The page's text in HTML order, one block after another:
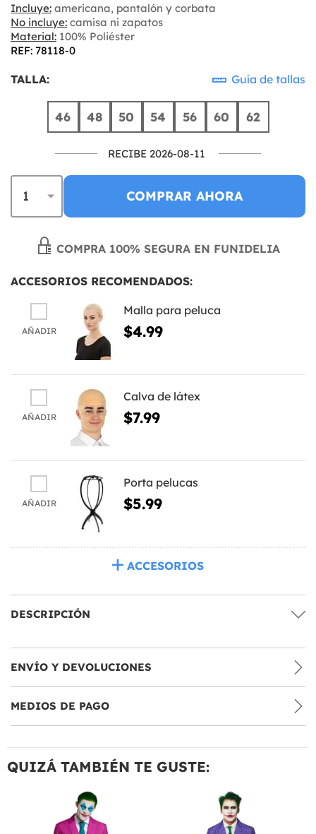
Incluye: americana, pantalón y corbata
No incluye: camisa ni zapatos
Material: 100% Poliéster
REF: 78118-0
TALLA: Guía de tallas
46 48 50 54 56 60 62
RECIBE 2026-08-11
COMPRAR AHORA
COMPRA 100% SEGURA EN FUNIDELIA
ACCESORIOS RECOMENDADOS:
AÑADIR
Malla para peluca
$4.99
AÑADIR
Calva de látex
$7.99
AÑADIR
Porta pelucas
$5.99
ACCESORIOS
DESCRIPCIÓN
ENVÍO Y DEVOLUCIONES
MEDIOS DE PAGO
QUIZÁ TAMBIÉN TE GUSTE: